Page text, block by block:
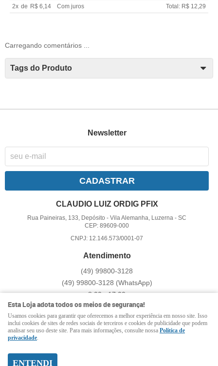
2x de R$ 6,14 Com juros Total: R$ 12,29
Carregando comentários ...
Tags do Produto
Newsletter
CADASTRAR
CLAUDIO LUIZ ORDIG PFIX
Rua Paineiras, 133, Depósito -Vila Alemanha, Luzerna -SC
CEP: 89609-000
CNPJ: 12.146.573/0001-07
Atendimento
(49) 99800-3128
(49) 99800-3128 (WhatsApp)
8:00 - 17:00
pfix@pfix.com.br
LOJA VIRTUAL CRIADA POR
Esta Loja adota todos os meios de segurança!
Usamos cookies para garantir que oferecemos a melhor experiência em nosso site. Isso
inclui cookies de sites de redes sociais de terceiros e cookies de publicidade que podem
analisar seu uso deste site. Para mais informações, consulte nossa Política de
privacidade.
ENTENDI